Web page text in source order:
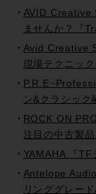
AVID Creative
ませんか？『
Avid Creative
現場テクニッ
ン&クラシック
ROCK ON
注目の中古製
YAMAHA 『TF
Antelope
リンググレー